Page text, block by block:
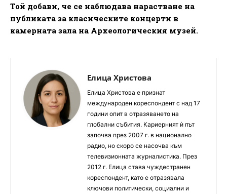
Той добави, че се наблюдава нарастване на
публиката за класическите концерти в
камерната зала на Археологическия музей.
Елица Христова
Елица Христова е признат
международен кореспондент с над 17
години опит в отразяването на
глобални събития. Кариерният ѝ път
започва през 2007 г. в национално
радио, но скоро се насочва към
телевизионната журналистика. През
2012 г. Елица става чуждестранен
кореспондент, като е отразявала
ключови политически, социални и